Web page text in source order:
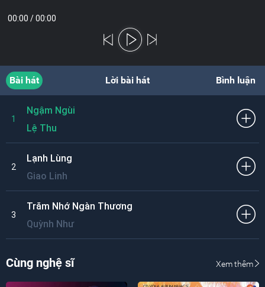
00:00 /00:00
Bài hát Lời bài hát Bình luận
1
Ngậm Ngùi
Lệ Thu
2
Lạnh Lùng
Giao Linh
3
Trăm Nhớ Ngàn Thương
Quỳnh Như
Cùng nghệ sĩ Xem thêm